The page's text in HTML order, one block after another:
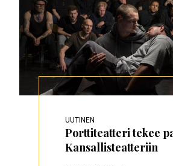
UUTINEN
Porttiteatteri tekee
Kansallisteatteriin